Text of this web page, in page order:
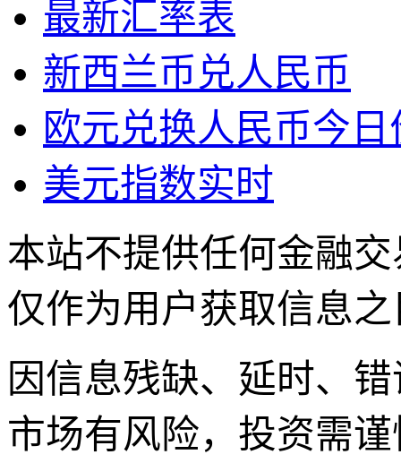
最新汇率表
新西兰币兑人民币
欧元兑换人民币今
美元指数实时
本站不提供任何金融
仅作为用户获取信息
因信息残缺、延时、
市场有风险，投资需